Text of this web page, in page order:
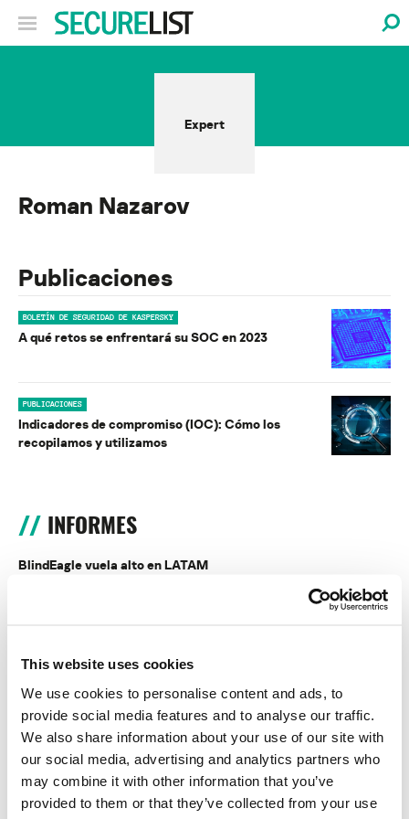
This website uses cookies
We use cookies to personalise content and ads, to
provide social media features and to analyse our traffic.
We also share information about your use of our site with
our social media, advertising and analytics partners who
may combine it with other information that you’ve
provided to them or that they’ve collected from your use
Expert
Roman Nazarov
Publicaciones
BOLETÍN DE SEGURIDAD DE KASPERSKY
A qué retos se enfrentará su SOC en 2023
PUBLICACIONES
Indicadores de compromiso (IOC): Cómo los
recopilamos y utilizamos
INFORMES
BlindEagle vuela alto en LATAM
Kaspersky proporciona información sobre la actividad y los TTPs
del APT BlindEagle. Grupo que apunta a organizaciones e
Tácticas, técnicas y procedimientos (TTPs) de los grupos de
APT asiáticos modernos
MosaicRegressor: acechando en las sombras de UEFI
RevengeHotels: cibercrimen dirigido a recepciones de hotel